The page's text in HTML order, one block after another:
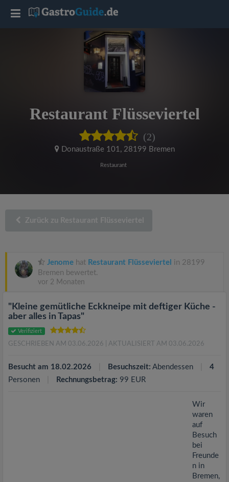
Restaurant Flüsseviertel
(2)
Donaustraße 101, 28199 Bremen
Restaurant
Zurück zu Restaurant Flüsseviertel
Jenome hat Restaurant Flüsseviertel in 28199
Bremen bewertet.
vor 2 Monaten
"Kleine gemütliche Eckkneipe mit deftiger Küche -
aber alles in Tapas"
Verifiziert
GESCHRIEBEN AM 03.06.2026 | AKTUALISIERT AM 03.06.2026
Besucht am 18.02.2026 Besuchszeit: Abendessen
4
Personen
Rechnungsbetrag: 99 EUR
Wir
waren
auf
Besuch
bei
Freunde
n in
Bremen,
T
a
i